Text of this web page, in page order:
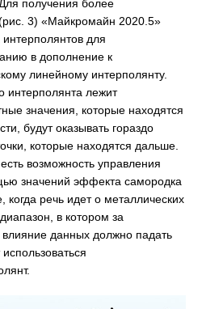
получения более
(рис. 3) «Майкромайн 2020.5»
для
в дополнение к
линейному интерполянту.
интерполянта лежит
значения, которые находятся
будут оказывать гораздо
которые находятся дальше.
возможность управления
значений эффекта самородка
речь идет о металлических
в котором за
данных должно падать